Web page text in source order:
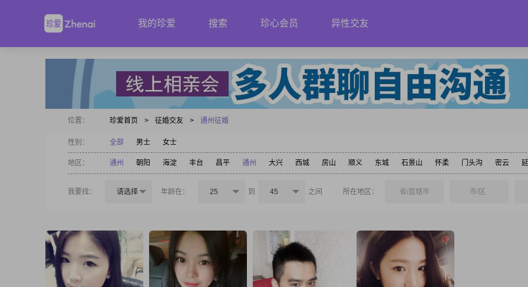
我的珍爱 搜索 珍心会员 异性交友
位置： 珍爱首页 > 征婚交友 > 通州征婚
性别： 全部 男士 女士
地区： 通州 朝阳 海淀 丰台 昌平 通州 大兴 西城 房山 顺义 东城 石景山 怀柔 门头沟 密云
我要找： 请选择 年龄在： 25 到 45 之间 所在地区： 省/直辖市 市/区